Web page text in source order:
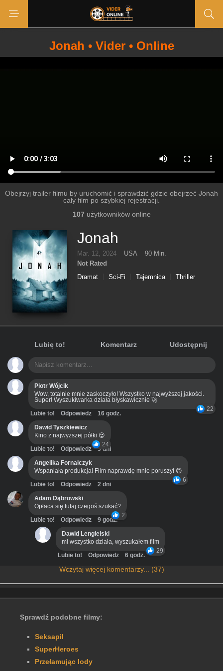
Jonah • Vider • Online
Obejrzyj trailer filmu by uruchomić i sprawdzić gdzie obejrzeć Jonah
cały film po szybkiej rejestracji.
107 użytkowników online
Jonah
Mar. 12, 2024 USA
90 Min.
Not Rated
Dramat
Sci-Fi Tajemnica Thriller
Lubię to! Komentarz Udostępnij
Piotr Wójcik
Wow, totalnie mnie zaskoczyło! Wszystko w najwyższej jakości.
Super! Wyszukiwarka działa błyskawicznie 🚀
22
Lubie to! Odpowiedz
16 godz.
Dawid Tyszkiewicz
Kino z najwyższej półki 😍
24
Lubie to! Odpowiedz
3 dni
Angelika Fornalczyk
Wspaniała produkcja! Film naprawdę mnie poruszył 😊
6
Lubie to! Odpowiedz
2 dni
Adam Dąbrowski
Opłaca się tutaj czegoś szukać?
2
Lubie to! Odpowiedz
9 godz.
Dawid Lengielski
mi wszystko działa, wyszukałem film
29
Lubie to! Odpowiedz 6 godz.
Wczytaj więcej komentarzy... (37)
Sprawdź podobne filmy:
Seksapil
SuperHeroes
Przełamując lody